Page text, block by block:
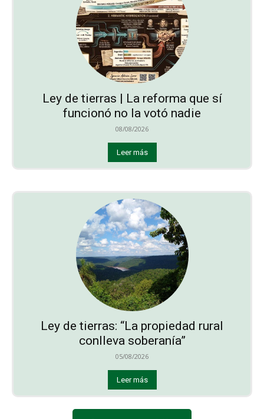
Ley de tierras | La reforma que sí
funcionó no la votó nadie
08/08/2026
Leer más
Ley de tierras: “La propiedad rural
conlleva soberanía”
05/08/2026
Leer más